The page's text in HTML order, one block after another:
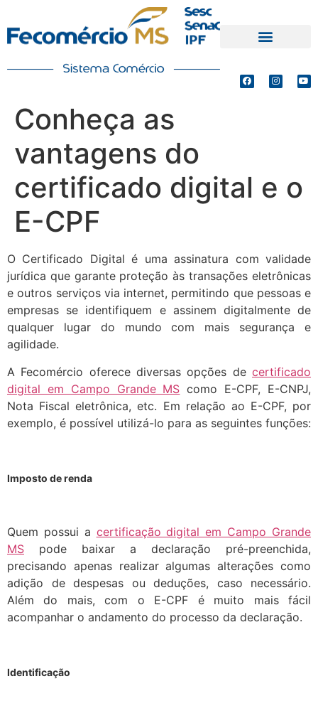
Conheça as
vantagens do
certificado digital e o
E-CPF
O Certificado Digital é uma assinatura com validade
jurídica que garante proteção às transações eletrônicas
e outros serviços via internet, permitindo que pessoas e
empresas se identifiquem e assinem digitalmente de
qualquer lugar do mundo com mais segurança e
agilidade.
A Fecomércio oferece diversas opções de certificado
digital em Campo Grande MS como E-CPF, E-CNPJ,
Nota Fiscal eletrônica, etc. Em relação ao E-CPF, por
exemplo, é possível utilizá-lo para as seguintes funções:
Imposto de renda
Quem possui a certificação digital em Campo Grande
MS pode baixar a declaração pré-preenchida,
precisando apenas realizar algumas alterações como
adição de despesas ou deduções, caso necessário.
Além do mais, com o E-CPF é muito mais fácil
acompanhar o andamento do processo da declaração.
Identificação